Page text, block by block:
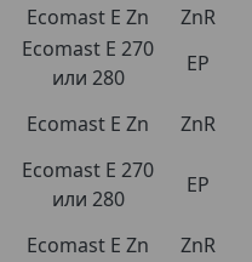
Ecomast E Zn ZnR
Ecomast E 270
или 280
EP
Ecomast E Zn ZnR
Ecomast E 270
или 280
EP
Ecomast E Zn ZnR